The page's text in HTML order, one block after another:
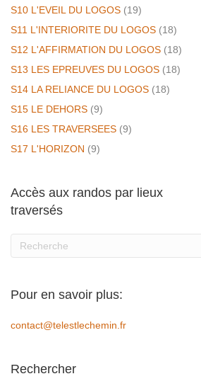
S10 L'EVEIL DU LOGOS (19)
S11 L'INTERIORITE DU LOGOS (18)
S12 L'AFFIRMATION DU LOGOS (18)
S13 LES EPREUVES DU LOGOS (18)
S14 LA RELIANCE DU LOGOS (18)
S15 LE DEHORS (9)
S16 LES TRAVERSEES (9)
S17 L'HORIZON (9)
Accès aux randos par lieux
traversés
Pour en savoir plus:
contact@telestlechemin.fr
Rechercher